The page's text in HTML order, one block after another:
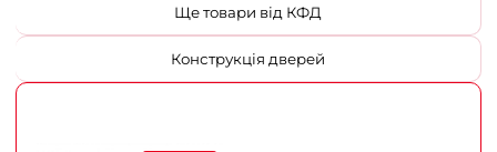
Ще товари від КФД
Конструкція дверей